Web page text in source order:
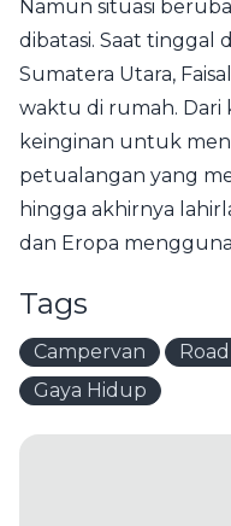
Namun situasi
dibatasi. Saat tinggal
Sumatera Utara,
waktu di rumah. Dari
keinginan untuk
petualangan yang
hingga akhirnya
dan Eropa
Tags
Campervan
Gaya Hidup